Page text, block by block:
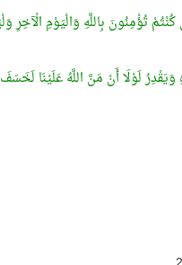
تُؤْمِنُونَ بِاللَّهِ وَالْيَوْمِ الْآخِرِ
لَوْلَا أَنْ مَنَّ اللَّهُ عَلَيْنَا لَخَسَفَ